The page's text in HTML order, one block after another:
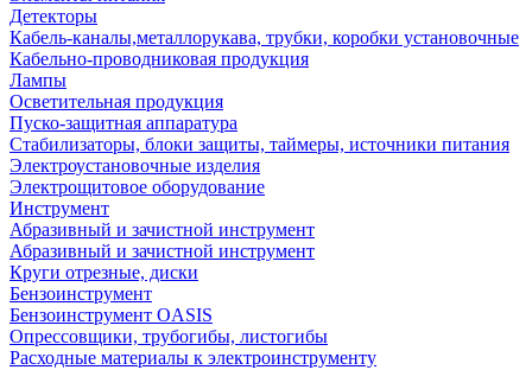
Детекторы
Кабель-каналы,металлорукава, трубки, коробки установочные
Кабельно-проводниковая продукция
Лампы
Осветительная продукция
Пуско-защитная аппаратура
Стабилизаторы, блоки защиты, таймеры, источники питания
Электроустановочные изделия
Электрощитовое оборудование
Инструмент
Абразивный и зачистной инструмент
Абразивный и зачистной инструмент
Круги отрезные, диски
Бензоинструмент
Бензоинструмент OASIS
Опрессовщики, трубогибы, листогибы
Расходные материалы к электроинструменту